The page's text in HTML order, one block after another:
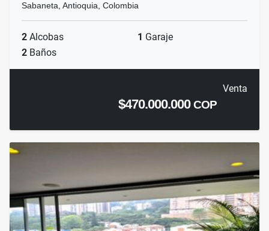
Sabaneta, Antioquia, Colombia
2 Alcobas 1 Garaje
2 Baños
Venta
$470.000.000COP